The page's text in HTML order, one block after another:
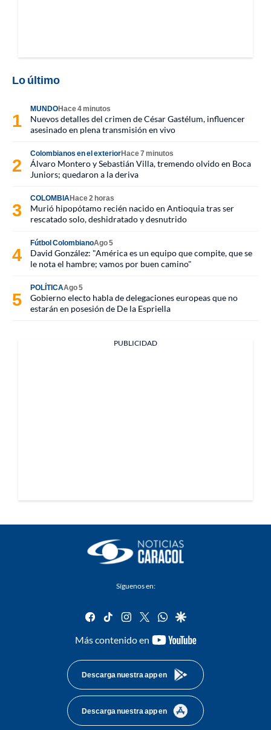
Lo último
MUNDOHace 4 minutos
Nuevos detalles del crimen de César Gastélum, influencer
asesinado en plena transmisión en vivo
Colombianos en el exteriorHace 7 minutos
Álvaro Montero y Sebastián Villa, tremendo olvido en Boca
Juniors; quedaron a la deriva
COLOMBIAHace 2 horas
Murió hipopótamo recién nacido en Antioquia tras ser
rescatado solo, deshidratado y desnutrido
Fútbol ColombianoAgo 5
David González: "América es un equipo que compite, que se
le nota el hambre; vamos por buen camino"
POLÍTICAAgo 5
Gobierno electo habla de delegaciones europeas que no
estarán en posesión de De la Espriella
PUBLICIDAD
Síguenos en:
facebook
tiktok instagram
twitterwhatsapp
google
Más contenido en
youtube-
Descarga nuestra app en
Descarga nuestra app en